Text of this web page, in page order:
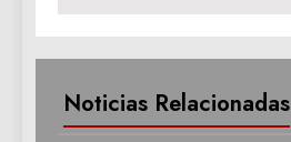
Noticias Relacionadas